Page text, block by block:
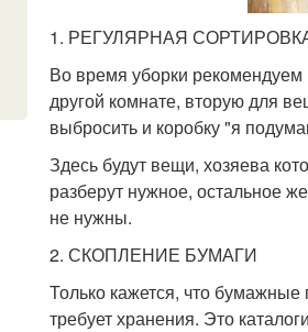
1. РЕГУЛЯРНАЯ
Во время уборки рекомендуем
другой комнате, вторую для
выбросить и коробку "я
Здесь будут вещи, хозяева
разберут нужное, остальное
не нужны.
2. СКОПЛЕНИЕ БУМАГИ
Только кажется, что
требует хранения. Это